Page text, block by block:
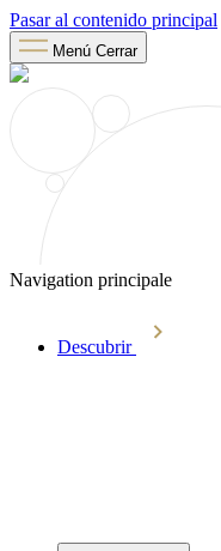
Pasar al contenido principal
Menú Cerrar
Navigation principale
Descubrir